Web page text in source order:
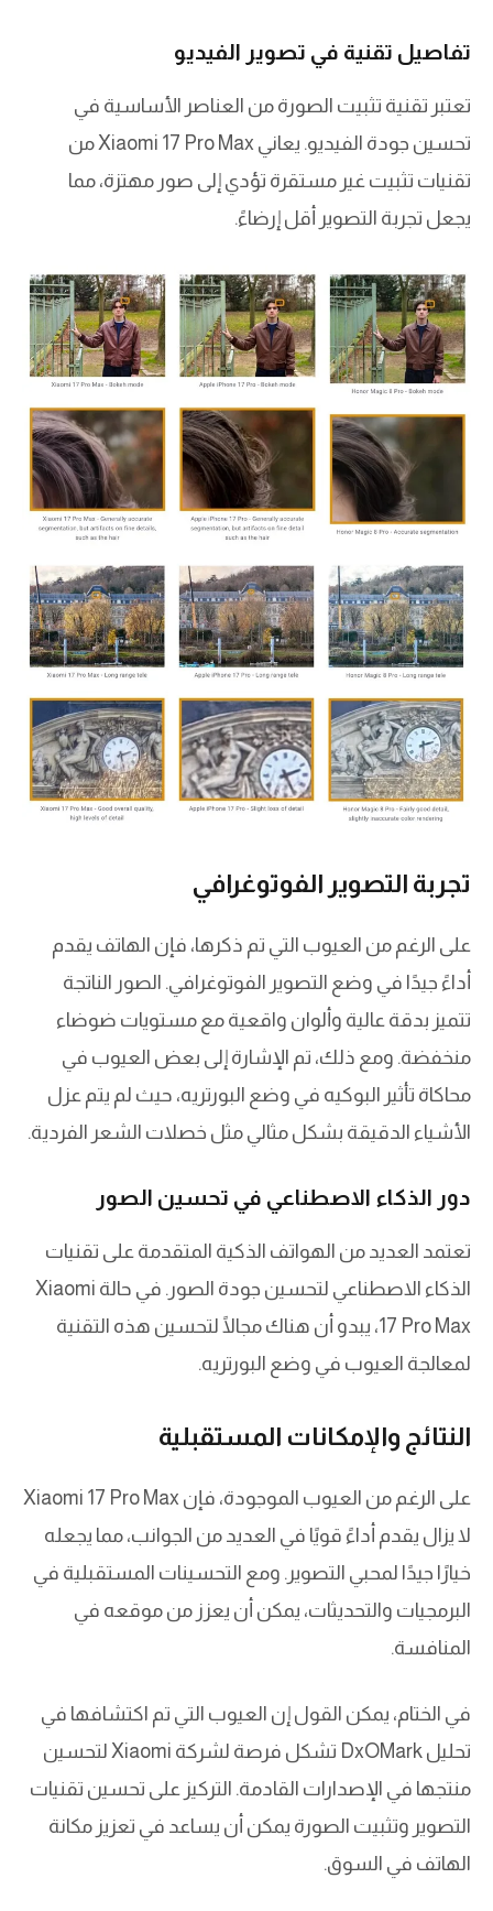
تفاصيل تقنية في تصوير الفيديو
تعتبر تقنية تثبيت الصورة من العناصر الأساسية في
تحسين جودة الفيديو. يعاني Xiaomi 17 Pro Max من
تقنيات تثبيت غير مستقرة تؤدي إلى صور مهتزة، مما
يجعل تجربة التصوير أقل إرضاءً.
تجربة التصوير الفوتوغرافي
على الرغم من العيوب التي تم ذكرها، فإن الهاتف يقدم
أداءً جيدًا في وضع التصوير الفوتوغرافي. الصور الناتجة
تتميز بدقة عالية وألوان واقعية مع مستويات ضوضاء
منخفضة. ومع ذلك، تم الإشارة إلى بعض العيوب في
محاكاة تأثير البوكيه في وضع البورتريه، حيث لم يتم عزل
الأشياء الدقيقة بشكل مثالي مثل خصلات الشعر الفردية.
دور الذكاء الاصطناعي في تحسين الصور
تعتمد العديد من الهواتف الذكية المتقدمة على تقنيات
الذكاء الاصطناعي لتحسين جودة الصور. في حالة Xiaomi
17 Pro Max، يبدو أن هناك مجالًا لتحسين هذه التقنية
لمعالجة العيوب في وضع البورتريه.
النتائج والإمكانات المستقبلية
على الرغم من العيوب الموجودة، فإن Xiaomi 17 Pro Max
لا يزال يقدم أداءً قويًا في العديد من الجوانب، مما يجعله
خيارًا جيدًا لمحبي التصوير. ومع التحسينات المستقبلية في
البرمجيات والتحديثات، يمكن أن يعزز من موقعه في
المنافسة.
في الختام، يمكن القول إن العيوب التي تم اكتشافها في
تحليل DxOMark تشكل فرصة لشركة Xiaomi لتحسين
منتجها في الإصدارات القادمة. التركيز على تحسين تقنيات
التصوير وتثبيت الصورة يمكن أن يساعد في تعزيز مكانة
الهاتف في السوق.